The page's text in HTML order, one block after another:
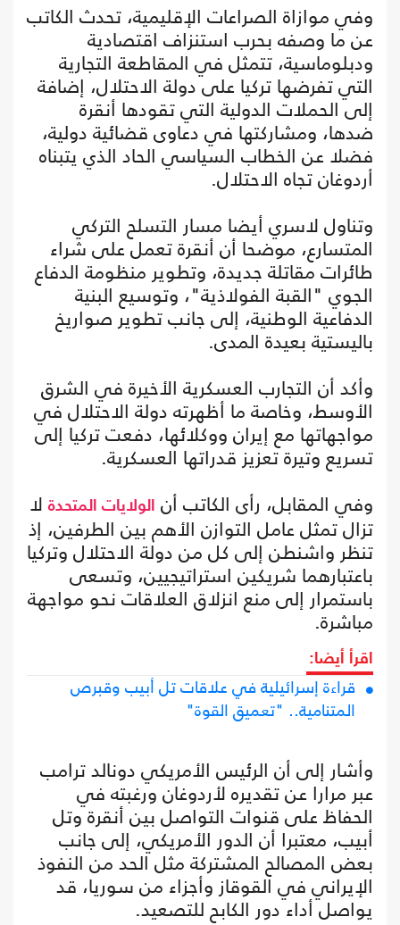
وفي موازاة الصراعات الإقليمية، تحدث الكاتب
عن ما وصفه بحرب استنزاف اقتصادية
ودبلوماسية، تتمثل في المقاطعة التجارية
التي تفرضها تركيا على دولة الاحتلال، إضافة
إلى الحملات الدولية التي تقودها أنقرة
ضدها، ومشاركتها في دعاوى قضائية دولية،
فضلا عن الخطاب السياسي الحاد الذي يتبناه
أردوغان تجاه الاحتلال.
وتناول لاسري أيضا مسار التسلح التركي
المتسارع، موضحا أن أنقرة تعمل على شراء
طائرات مقاتلة جديدة، وتطوير منظومة الدفاع
الجوي "القبة الفولاذية"، وتوسيع البنية
الدفاعية الوطنية، إلى جانب تطوير صواريخ
باليستية بعيدة المدى.
وأكد أن التجارب العسكرية الأخيرة في الشرق
الأوسط، وخاصة ما أظهرته دولة الاحتلال في
مواجهاتها مع إيران ووكلائها، دفعت تركيا إلى
تسريع وتيرة تعزيز قدراتها العسكرية.
وفي المقابل، رأى الكاتب أن
الولايات المتحدة لا
تزال تمثل عامل التوازن الأهم بين الطرفين، إذ
تنظر واشنطن إلى كل من دولة الاحتلال وتركيا
باعتبارهما شريكين استراتيجيين، وتسعى
باستمرار إلى منع انزلاق العلاقات نحو مواجهة
مباشرة.
اقرأ أيضا:
قراءة إسرائيلية في علاقات تل أبيب وقبرص
المتنامية.. "تعميق القوة"
وأشار إلى أن الرئيس الأمريكي دونالد ترامب
عبر مرارا عن تقديره لأردوغان ورغبته في
الحفاظ على قنوات التواصل بين أنقرة وتل
أبيب، معتبرا أن الدور الأمريكي، إلى جانب
بعض المصالح المشتركة مثل الحد من النفوذ
الإيراني في القوقاز وأجزاء من سوريا، قد
يواصل أداء دور الكابح للتصعيد.